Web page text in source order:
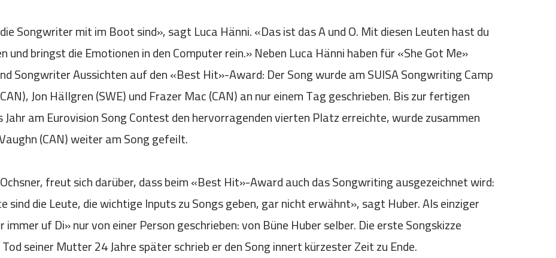
Songwriter mit im Boot sind», sagt Luca Hänni. «Das ist das A und O. Mit diesen Leuten hast du
und bringst die Emotionen in den Computer rein.» Neben Luca Hänni haben für «She Got Me»
Songwriter Aussichten auf den «Best Hit»-Award: Der Song wurde am SUISA Songwriting Camp
Jon Hällgren (SWE) und Frazer Mac (CAN) an nur einem Tag geschrieben. Bis zur fertigen
am Eurovision Song Contest den hervorragenden vierten Platz erreichte, wurde zusammen
(CAN) weiter am Song gefeilt.
freut sich darüber, dass beim «Best Hit»-Award auch das Songwriting ausgezeichnet wird:
sind die Leute, die wichtige Inputs zu Songs geben, gar nicht erwähnt», sagt Huber. Als einziger
uf Di» nur von einer Person geschrieben: von Büne Huber selber. Die erste Songskizze
seiner Mutter 24 Jahre später schrieb er den Song innert kürzester Zeit zu Ende.